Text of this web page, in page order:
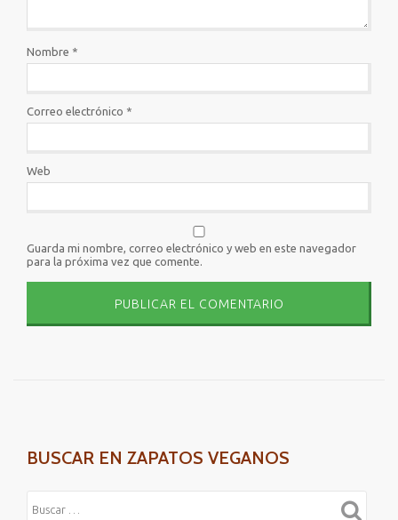
Nombre *
Correo electrónico *
Web
Guarda mi nombre, correo electrónico y web en este navegador
para la próxima vez que comente.
BUSCAR EN ZAPATOS VEGANOS